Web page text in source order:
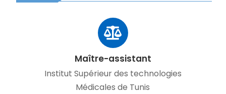
Maître-assistant
Institut Supérieur des technologies
Médicales de Tunis